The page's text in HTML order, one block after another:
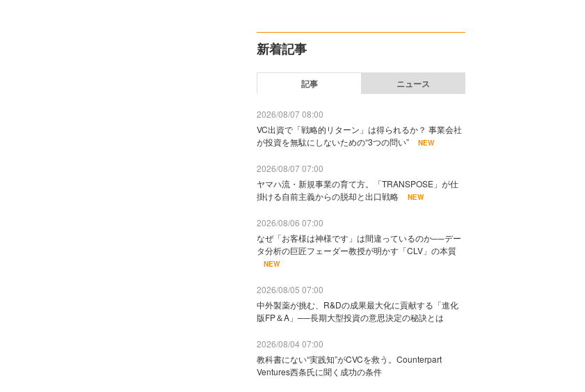
新着記事
記事 ニュース
2026/08/07 08:00
VC出資で「戦略的リターン」は得られるか？ 事業会社
が投資を無駄にしないための“3つの問い”
NEW
2026/08/07 07:00
ヤマハ流・新規事業の育て方。「TRANSPOSE」が仕
掛ける自前主義からの脱却と出口戦略
NEW
2026/08/06 07:00
なぜ「お客様は神様です」は間違っているのか──デー
タ分析の巨匠フェーダー教授が明かす「CLV」の本質
NEW
2026/08/05 07:00
中外製薬が挑む、R&Dの成果最大化に貢献する「進化
版FP＆A」──長期大型投資の意思決定の秘訣とは
2026/08/04 07:00
教科書にない“実践知”がCVCを救う。Counterpart
Ventures西条氏に聞く成功の条件